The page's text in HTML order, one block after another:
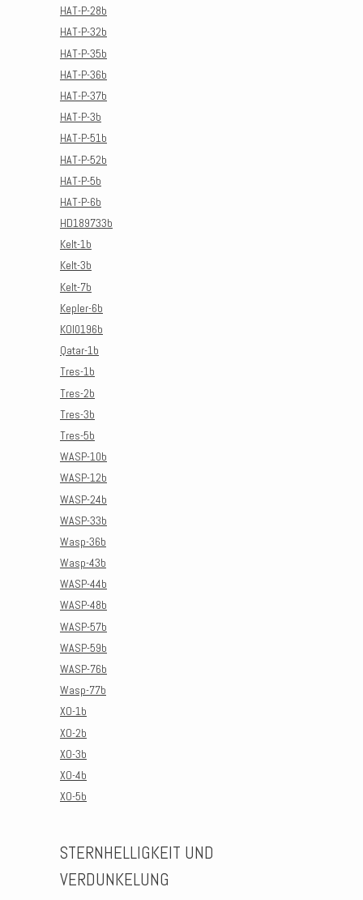
HAT-P-28b
HAT-P-32b
HAT-P-35b
HAT-P-36b
HAT-P-37b
HAT-P-3b
HAT-P-51b
HAT-P-52b
HAT-P-5b
HAT-P-6b
HD189733b
Kelt-1b
Kelt-3b
Kelt-7b
Kepler-6b
KOI0196b
Qatar-1b
Tres-1b
Tres-2b
Tres-3b
Tres-5b
WASP-10b
WASP-12b
WASP-24b
WASP-33b
Wasp-36b
Wasp-43b
WASP-44b
WASP-48b
WASP-57b
WASP-59b
WASP-76b
Wasp-77b
XO-1b
XO-2b
XO-3b
XO-4b
XO-5b
STERNHELLIGKEIT UND
VERDUNKELUNG